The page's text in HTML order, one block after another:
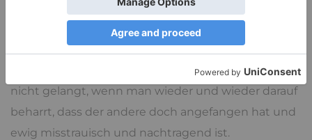
Situation des Lebens wichtig, einen Schlussstrich
zu ziehen, alles auf Anfang zu stellen und eine neue
Ebene zu eröffnen.Bereuen und Verzeihen
Fähigkeiten und Eigenschaften, zu denen man
nicht gelangt, wenn man wieder und wieder darauf
beharrt, dass der andere doch angefangen hat und
ewig misstrauisch und nachtragend ist.